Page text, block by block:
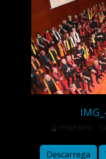
image/jpeg
Descarrega